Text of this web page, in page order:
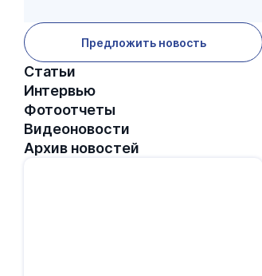
Предложить новость
Статьи
Интервью
Фотоотчеты
Видеоновости
Архив новостей